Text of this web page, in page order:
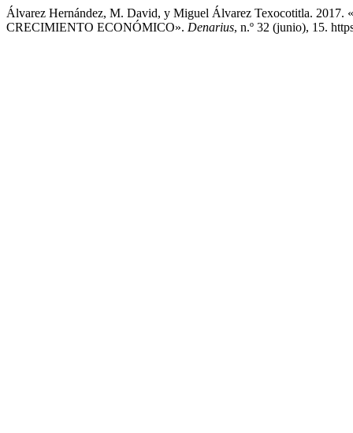
Álvarez Hernández, M. David, y Miguel Álvarez Texocotitla.
CRECIMIENTO ECONÓMICO». Denarius, n.º 32 (junio), 15.